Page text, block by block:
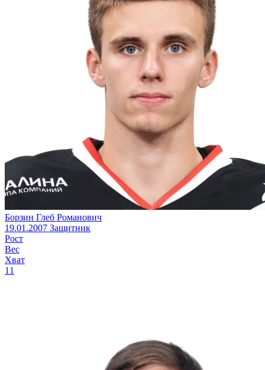
Борзин Глеб Романович
19.01.2007 Защитник
Рост
Вес
Хват
11